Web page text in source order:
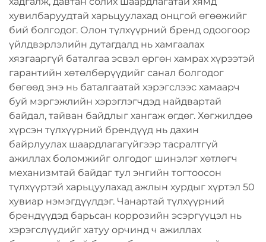
хувилбаруудтай харьцуулахад онцгой өгөөжийг
бий болгодог. Олон түлхүүрний бренд одоогоор
үйлдвэрлэлийн дутагдалд нь хамгаалах
хязгааргүй баталгаа эсвэл өргөн хамрах хүрээтэй
гарантийн хөтөлбөрүүдийг санал болгодог
бөгөөд энэ нь баталгаатай хэрэгслээс хамаарч
буй мэргэжлийн хэрэглэгчдэд найдвартай
байдал, тайван байдлыг хангаж өгдөг. Хөгжилдөө
хүрсэн түлхүүрний брендүүд нь дахин
байрлуулах шаардлагагүйгээр тасралтгүй
ажиллах боломжийг олгодог шинэлэг хөтлөгч
механизмтай байдаг тул энгийн тогтоосон
түлхүүртэй харьцуулахад ажлын хурдыг хүртэл 50
хувиар нэмэгдүүлдэг. Чанартай түлхүүрний
брендүүдэд барьсан коррозийн эсэргүүцэл нь
хэрэгслүүдийг хатуу орчинд ч ажиллах